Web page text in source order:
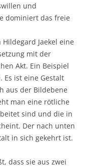
und
dominiert das freie
Jaekel eine
mit der
Akt. Ein Beispiel
Es ist eine Gestalt
aus der Bildebene
man eine rötliche
sind und die in
Der nach unten
in sich gekehrt ist.
dass sie aus zwei